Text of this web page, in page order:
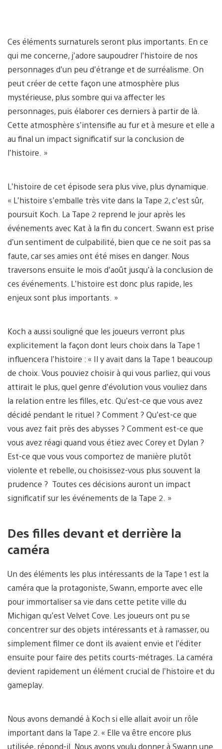
Ces éléments surnaturels seront plus importants. En ce
qui me concerne, j’adore saupoudrer l’histoire de nos
personnages d’un peu d’étrange et de surréalisme. On
peut créer de cette façon une atmosphère plus
mystérieuse, plus sombre qui va affecter les
personnages, puis élaborer ces derniers à partir de là.
Cette atmosphère s’intensifie au fur et à mesure et elle a
au final un impact significatif sur la conclusion de
l’histoire. »
L’histoire de cet épisode sera plus vive, plus dynamique.
« L’histoire s’emballe très vite dans la Tape 2, c’est sûr,
poursuit Koch. La Tape 2 reprend le jour après les
événements avec Kat à la fin du concert. Swann est prise
d’un sentiment de culpabilité, bien que ce ne soit pas sa
faute, car ses amies ont été mises en danger. Nous
traversons ensuite le mois d’août jusqu’à la conclusion de
ces événements. L’histoire est donc plus rapide, les
enjeux sont plus importants. »
Koch a aussi souligné que les joueurs verront plus
explicitement la façon dont leurs choix dans la Tape 1
influencera l’histoire : « Il y avait dans la Tape 1 beaucoup
de choix. Vous pouviez choisir à qui vous parliez, qui vous
attirait le plus, quel genre d’évolution vous vouliez dans
la relation entre les filles, etc. Qu’est-ce que vous avez
décidé pendant le rituel ? Comment ? Qu’est-ce que
vous avez fait près des abysses ? Comment est-ce que
vous avez réagi quand vous étiez avec Corey et Dylan ?
Est-ce que vous vous comportez de manière plutôt
violente et rebelle, ou choisissez-vous plus souvent la
prudence ? Toutes ces décisions auront un impact
significatif sur les événements de la Tape 2. »
Des filles devant et derrière la
caméra
Un des éléments les plus intéressants de la Tape 1 est la
caméra que la protagoniste, Swann, emporte avec elle
pour immortaliser sa vie dans cette petite ville du
Michigan qu’est Velvet Cove. Les joueurs ont pu se
concentrer sur des objets intéressants et à ramasser, ou
simplement filmer ce dont ils avaient envie et l’éditer
ensuite pour faire des petits courts-métrages. La caméra
devient rapidement un élément crucial de l’histoire et du
gameplay.
Nous avons demandé à Koch si elle allait avoir un rôle
important dans la Tape 2. « Elle va être encore plus
utilisée, répond-il. Nous avons voulu donner à Swann une